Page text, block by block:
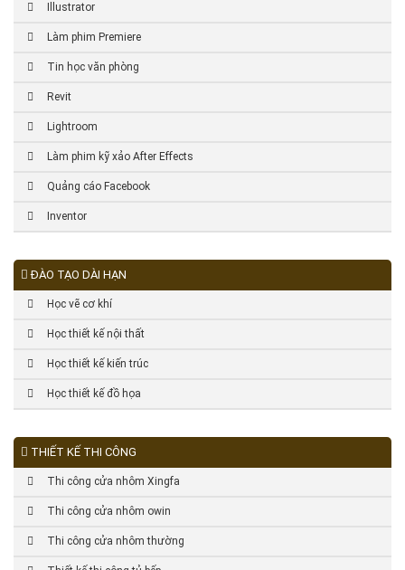
Illustrator
Làm phim Premiere
Tin học văn phòng
Revit
Lightroom
Làm phim kỹ xảo After Effects
Quảng cáo Facebook
Inventor
ĐÀO TẠO DÀI HẠN
Học vẽ cơ khí
Học thiết kế nội thất
Học thiết kế kiến trúc
Học thiết kế đồ họa
THIẾT KẾ THI CÔNG
Thi công cửa nhôm Xingfa
Thi công cửa nhôm owin
Thi công cửa nhôm thường